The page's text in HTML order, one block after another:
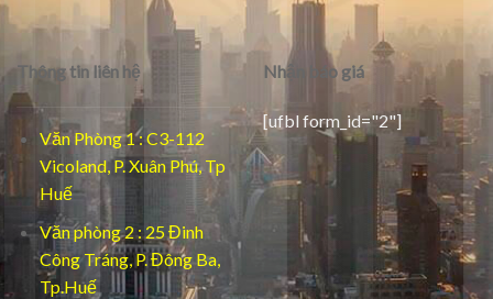
Thông tin liên hệ
Văn Phòng 1 : C3-112
Vicoland, P. Xuân Phú, Tp
Huế
Văn phòng 2 : 25 Đinh
Công Tráng, P. Đông Ba,
Tp.Huế
Nhận báo giá
[ufbl form_id="2"]